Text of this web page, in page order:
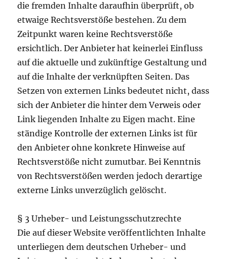
die fremden Inhalte daraufhin überprüft, ob
etwaige Rechtsverstöße bestehen. Zu dem
Zeitpunkt waren keine Rechtsverstöße
ersichtlich. Der Anbieter hat keinerlei Einfluss
auf die aktuelle und zukünftige Gestaltung und
auf die Inhalte der verknüpften Seiten. Das
Setzen von externen Links bedeutet nicht, dass
sich der Anbieter die hinter dem Verweis oder
Link liegenden Inhalte zu Eigen macht. Eine
ständige Kontrolle der externen Links ist für
den Anbieter ohne konkrete Hinweise auf
Rechtsverstöße nicht zumutbar. Bei Kenntnis
von Rechtsverstößen werden jedoch derartige
externe Links unverzüglich gelöscht.
§ 3 Urheber- und Leistungsschutzrechte
Die auf dieser Website veröffentlichten Inhalte
unterliegen dem deutschen Urheber- und